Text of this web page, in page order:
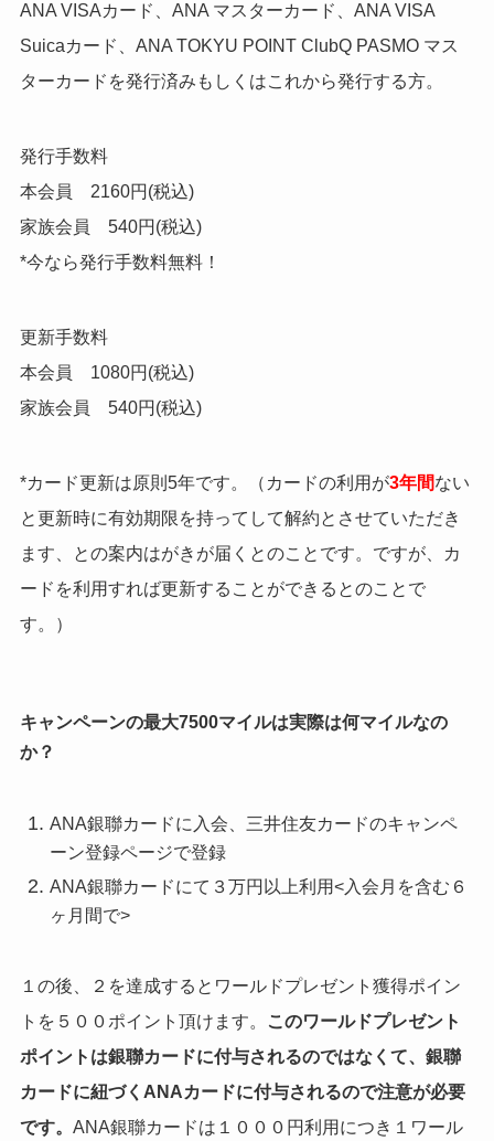
ANA VISAカード、ANA マスターカード、ANA VISA
Suicaカード、ANA TOKYU POINT ClubQ PASMO マス
ターカードを発行済みもしくはこれから発行する方。
発行手数料
本会員 2160円(税込)
家族会員 540円(税込)
*今なら発行手数料無料！
更新手数料
本会員 1080円(税込)
家族会員 540円(税込)
*カード更新は原則5年です。（カードの利用が3年間ない
と更新時に有効期限を持ってして解約とさせていただき
ます、との案内はがきが届くとのことです。ですが、カ
ードを利用すれば更新することができるとのことで
す。）
キャンペーンの最大7500マイルは実際は何マイルなの
か？
ANA銀聯カードに入会、三井住友カードのキャンペ
ーン登録ページで登録
ANA銀聯カードにて３万円以上利用<入会月を含む６
ヶ月間で>
１の後、２を達成するとワールドプレゼント獲得ポイン
トを５００ポイント頂けます。
このワールドプレゼント
ポイントは銀聯カードに付与されるのではなくて、銀聯
カードに紐づくANAカードに付与されるので注意が必要
です。 ANA銀聯カードは１０００円利用につき１ワール